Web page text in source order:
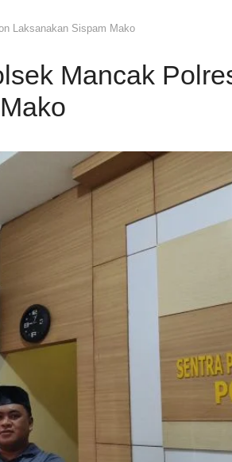
Laksanakan Sispam Mako
Mancak